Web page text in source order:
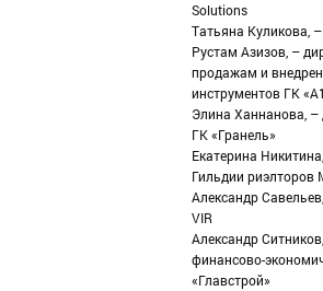
Solutions
Татьяна Куликова,
Рустам Азизов, –
продажам и
инструментов ГК
Элина Ханнанова,
ГК «Гранель»
Екатерина
Гильдии риэлторов
Александр
VIR
Александр
финансово-
«Главстрой»